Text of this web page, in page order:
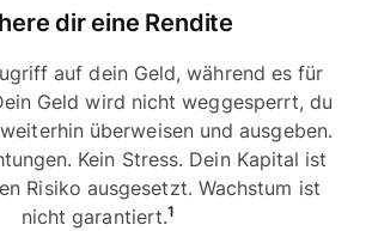
dir eine Rendite
auf dein Geld, während es für
Geld wird nicht weggesperrt, du
überweisen und ausgeben.
Kein Stress. Dein Kapital ist
Risiko ausgesetzt. Wachstum ist
nicht garantiert.1